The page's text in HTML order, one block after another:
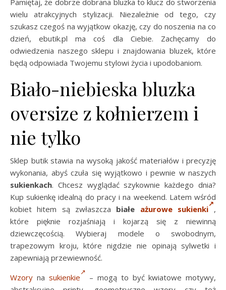
Pamiętaj, że dobrze dobrana bluzka to klucz do stworzenia
wielu atrakcyjnych stylizacji. Niezależnie od tego, czy
szukasz czegoś na wyjątkow okazję, czy do noszenia na co
dzień, ebutik.pl ma coś dla Ciebie. Zachęcamy do
odwiedzenia naszego sklepu i znajdowania bluzek, które
będą odpowiada Twojemu stylowi życia i upodobaniom.
Biało-niebieska bluzka
oversize z kołnierzem i
nie tylko
Sklep butik stawia na wysoką jakość materiałów i precyzję
wykonania, abyś czuła się wyjątkowo i pewnie w naszych
sukienkach. Chcesz wyglądać szykownie każdego dnia?
Kup sukienkę idealną do pracy i na weekend. Latem wśród
kobiet hitem są zwłaszcza białe ażurowe sukienki ,
które pięknie rozjaśniają i kojarzą się z niewinną
dziewczęcością. Wybieraj modele o swobodnym,
trapezowym kroju, które nigdzie nie opinają sylwetki i
zapewniają przewiewność.
Wzory na sukienkie
– mogą to być kwiatowe motywy,